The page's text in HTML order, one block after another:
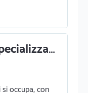
Professionista specializzato in elettricista a cagliari
occupa, con